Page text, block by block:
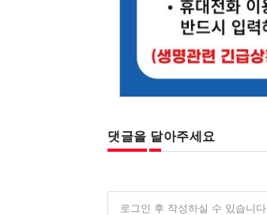
댓글을 달아주세요
로그인 후 작성하실 수 있습니다